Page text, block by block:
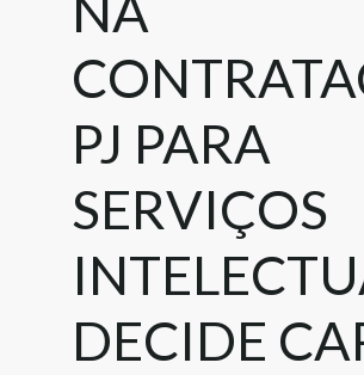
PJ PARA
SERVIÇOS
DECIDE